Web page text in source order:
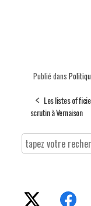
Publié dans
Les listes
scrutin à Vernaison